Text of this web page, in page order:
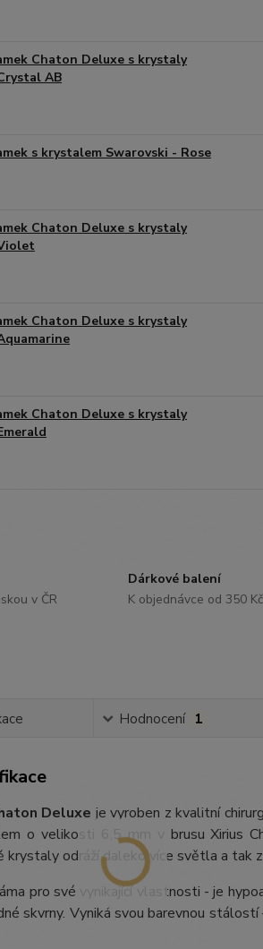
Chaton Deluxe s krystaly
AB
s krystalem Swarovski - Rose
Chaton Deluxe s krystaly
Chaton Deluxe s krystaly
Chaton Deluxe s krystaly
v ČR
Dárkové balení
K objednávce od 350 Kč
Hodnocení 1
Deluxe je vyroben z kvalitní
o velikosti 6,5 mm v brusu Xirius
krystaly odráží daleko více světla a tak
pro své vynikající vlastnosti - je
skvrny. Vyniká svou barevnou